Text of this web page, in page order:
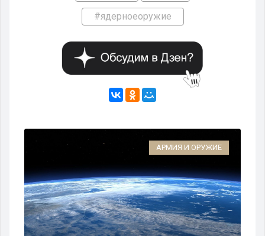
#ядерноеоружие
АРМИЯ И ОРУЖИЕ